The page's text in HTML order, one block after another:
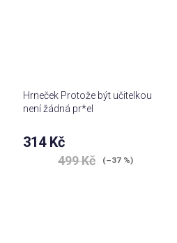
Hrneček Protože být učitelkou
není žádná pr*el
314 Kč
499 Kč (–37 %)